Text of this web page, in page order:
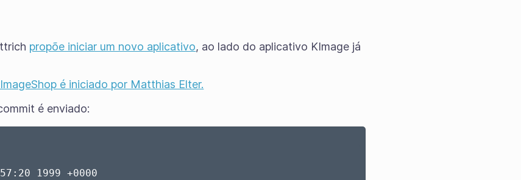
propõe iniciar um novo aplicativo, ao lado do aplicativo KImage já
é iniciado por Matthias Elter.
é enviado:
1999 +0000